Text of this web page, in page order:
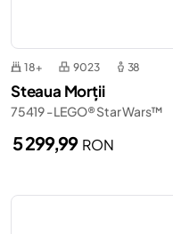
18+ 9023 38
Steaua Morții
75419 - LEGO® Star Wars™
5 299,99 RON